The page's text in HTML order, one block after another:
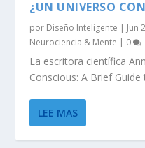
¿UN UNIVERSO
por Diseño Inteligente | Jun
Neurociencia & Mente | 0
La escritora científica
Conscious: A Brief
LEE MAS